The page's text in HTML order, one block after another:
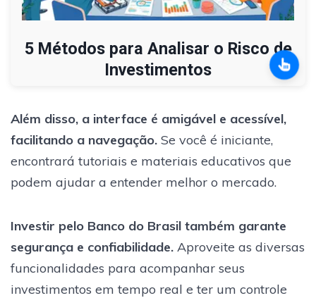
5 Métodos para Analisar o Risco de
Investimentos
Além disso, a interface é amigável e acessível,
facilitando a navegação. Se você é iniciante,
encontrará tutoriais e materiais educativos que
podem ajudar a entender melhor o mercado.
Investir pelo Banco do Brasil também garante
segurança e confiabilidade. Aproveite as diversas
funcionalidades para acompanhar seus
investimentos em tempo real e ter um controle